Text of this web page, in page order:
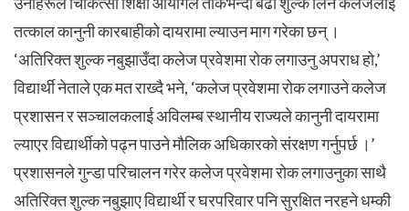
तत्काल कानुनी कारबाहीको दायरामा ल्याउन माग गरेका छन् ।
‘अतिरिक्त शुल्क नबुझाउँदा कलेज प्रवेशमा रोक लगाउनु अपराध हो,’
विद्यार्थी नेताले एक मत राख्दै भने, ‘कलेज प्रवेशमा रोक लगाउने कलेज
प्रशासन र सञ्चालकलाई अविलम्ब स्थानीय राज्यले कानुनी दायरामा
ल्याएर विद्यार्थीको पढ्न पाउने मौलिक अधिकारको संरक्षण गर्नुपर्छ ।’
प्रशासनले गुन्डा परिचालन गरेर कलेज प्रवेशमा रोक लगाउनुका साथै
अतिरिक्त शुल्क नबुझाए विद्यार्थी र घरपरिवार पनि सुरक्षित नरहने धम्की